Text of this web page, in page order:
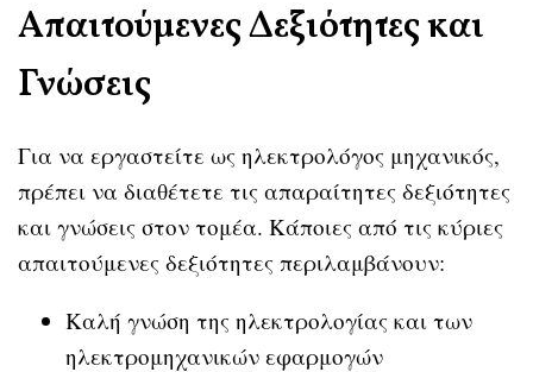
Απαιτούμενες Δεξιότητες και
Γνώσεις
Για να εργαστείτε ως ηλεκτρολόγος μηχανικός,
πρέπει να διαθέτετε τις απαραίτητες δεξιότητες
και γνώσεις στον τομέα. Κάποιες από τις κύριες
απαιτούμενες δεξιότητες περιλαμβάνουν:
Καλή γνώση της ηλεκτρολογίας και των
ηλεκτρομηχανικών εφαρμογών